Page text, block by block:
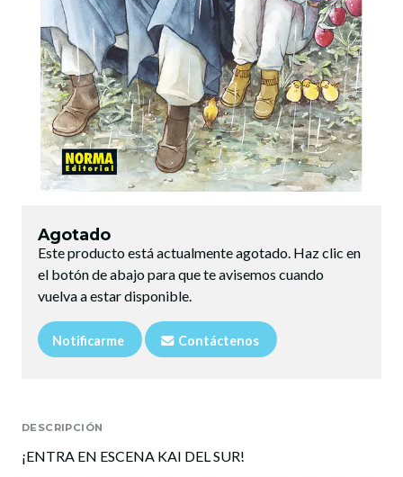
Agotado
Este producto está actualmente agotado. Haz clic en
el botón de abajo para que te avisemos cuando
vuelva a estar disponible.
Notificarme Contáctenos
DESCRIPCIÓN
¡ENTRA EN ESCENA KAI DEL SUR!